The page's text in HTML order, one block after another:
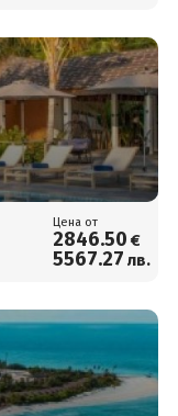
Цена от
2846.50 €
5567.27 лв.